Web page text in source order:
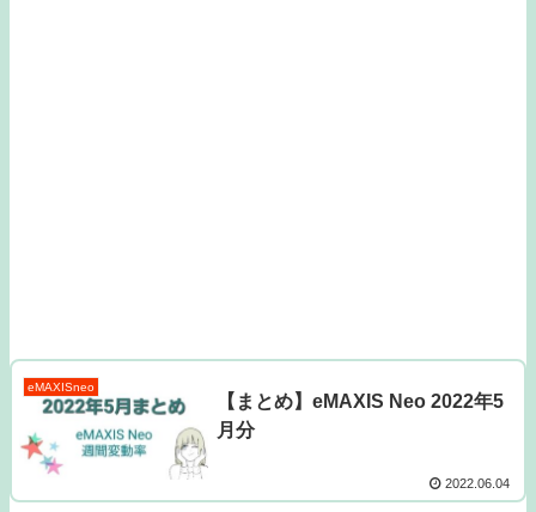
eMAXISneo
【まとめ】eMAXIS Neo 2022年5
月分
2022.06.04